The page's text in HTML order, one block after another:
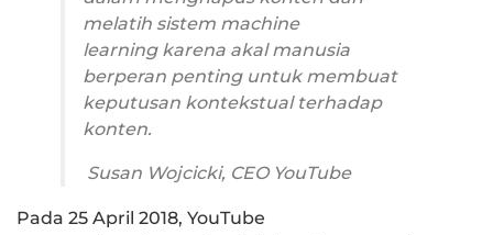
melatih sistem machine
learningkarena akal manusia
berperan penting untuk membuat
keputusan kontekstual terhadap
konten.
Susan Wojcicki, CEO YouTube
Pada 25 April 2018, YouTube